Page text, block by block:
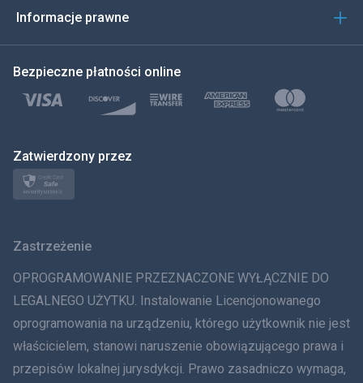
한국의
ภาษาไทย
简体中文
Dania
हिंदी
Informacje prawne
Bezpieczne płatności online
Zatwierdzony przez
Zastrzeżenie
OPROGRAMOWANIE PRZEZNACZONE WYŁĄCZNIE DO
LEGALNEGO UŻYTKU. Instalowanie Licencjonowanego
oprogramowania na urządzeniu, którego użytkownik nie jest
właścicielem, stanowi naruszenie obowiązującego prawa i
przepisów lokalnej jurysdykcji. Prawo zasadniczo wymaga,